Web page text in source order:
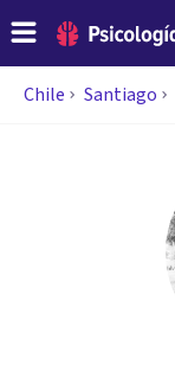
Chile Santiago